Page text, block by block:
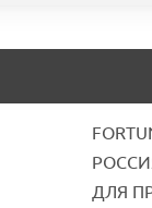
ДЛЯ